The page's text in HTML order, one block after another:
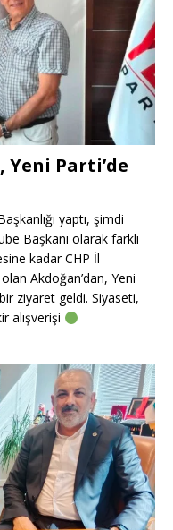
Yeni Parti’de
yaptı, şimdi
Başkanı olarak farklı
kadar CHP İl
Akdoğan’dan, Yeni
ziyaret geldi. Siyaseti,
alışverişi